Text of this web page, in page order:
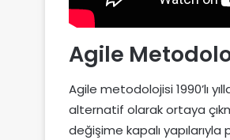
Agile
Agile metodolojisi 1990’lı
alternatif olarak ortaya
değişime kapalı yapılarıyla